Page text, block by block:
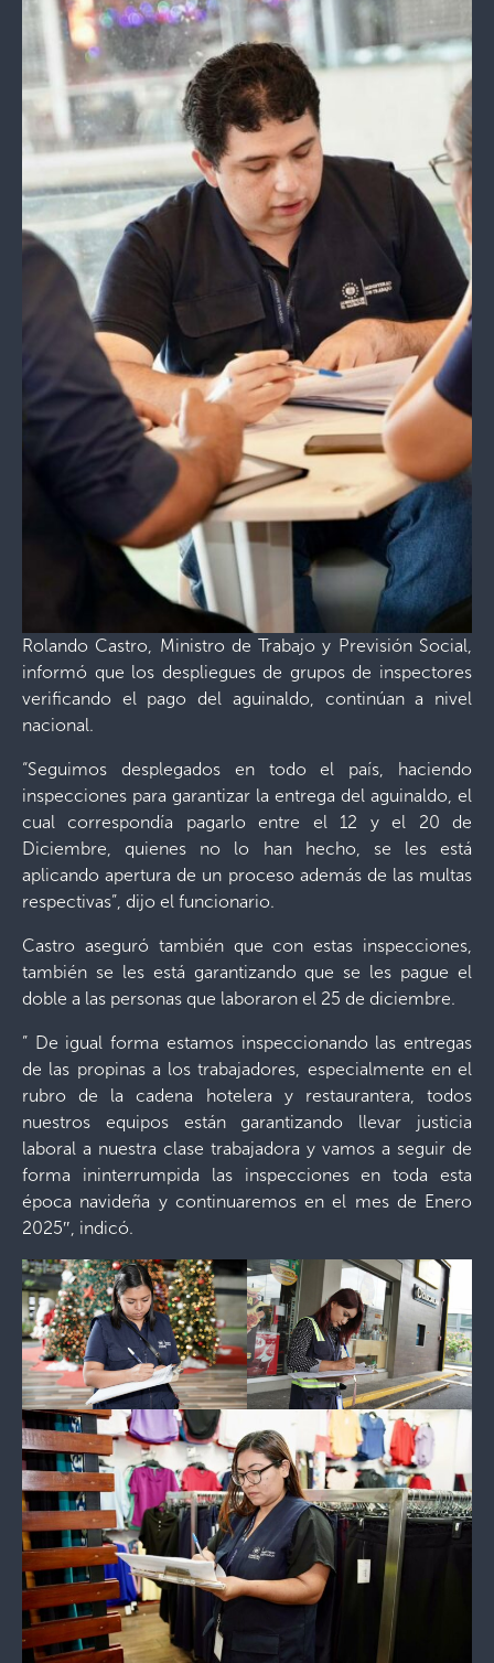
Rolando Castro, Ministro de Trabajo y Previsión Social,
informó que los despliegues de grupos de inspectores
verificando el pago del aguinaldo, continúan a nivel
nacional.
“Seguimos desplegados en todo el país, haciendo
inspecciones para garantizar la entrega del aguinaldo, el
cual correspondía pagarlo entre el 12 y el 20 de
Diciembre, quienes no lo han hecho, se les está
aplicando apertura de un proceso además de las multas
respectivas”, dijo el funcionario.
Castro aseguró también que con estas inspecciones,
también se les está garantizando que se les pague el
doble a las personas que laboraron el 25 de diciembre.
” De igual forma estamos inspeccionando las entregas
de las propinas a los trabajadores, especialmente en el
rubro de la cadena hotelera y restaurantera, todos
nuestros equipos están garantizando llevar justicia
laboral a nuestra clase trabajadora y vamos a seguir de
forma ininterrumpida las inspecciones en toda esta
época navideña y continuaremos en el mes de Enero
2025″, indicó.